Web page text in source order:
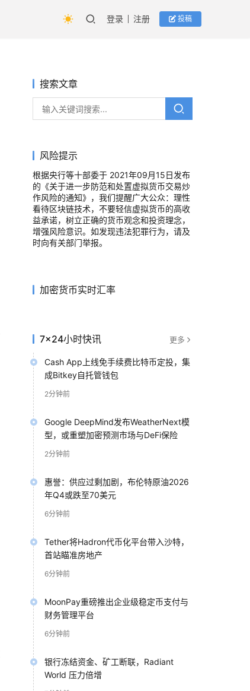
登录 注册 投稿
搜索文章
风险提示
根据央行等十部委于 2021年09月15日发布
的《关于进一步防范和处置虚拟货币交易炒
作风险的通知》，我们提醒广大公众：理性
看待区块链技术，不要轻信虚拟货币的高收
益承诺，树立正确的货币观念和投资理念，
增强风险意识。如发现违法犯罪行为，请及
时向有关部门举报。
加密货币实时汇率
7×24小时快讯 更多
Cash App上线免手续费比特币定投，集
成Bitkey自托管钱包
2分钟前
Google DeepMind发布WeatherNext模
型，或重塑加密预测市场与DeFi保险
2分钟前
惠誉：供应过剩加剧，布伦特原油2026
年Q4或跌至70美元
6分钟前
Tether将Hadron代币化平台带入沙特，
首站瞄准房地产
6分钟前
MoonPay重磅推出企业级稳定币支付与
财务管理平台
6分钟前
银行冻结资金、矿工断联，Radiant
World 压力倍增